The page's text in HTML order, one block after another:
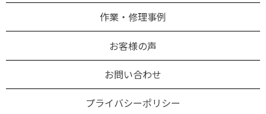
作業・修理事例
お客様の声
お問い合わせ
プライバシーポリシー